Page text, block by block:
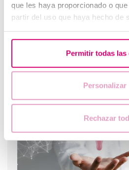
que les haya proporcionado o
partir del uso que haya hecho de
Permitir todas las
Personalizar
Rechazar
Pertes brunes : causes, lien
grossesse